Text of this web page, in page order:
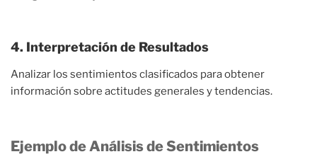
4. Interpretación de Resultados
Analizar los sentimientos clasificados para obtener
información sobre actitudes generales y tendencias.
Ejemplo de Análisis de Sentimientos